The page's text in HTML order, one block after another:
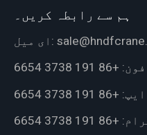
ہم سے رابطہ کریں۔
ای میل:
فون: +86 191 3738 6654
+86 191 3738 6654
+86 191 3738 6654